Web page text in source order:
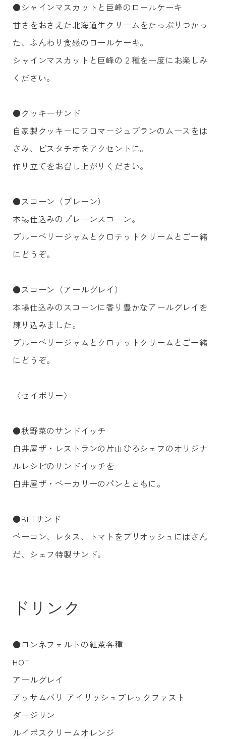
●シャインマスカットと巨峰のロールケーキ
甘さをおさえた北海道生クリームをたっぷりつかっ
た、ふんわり食感のロールケーキ。
シャインマスカットと巨峰の２種を一度にお楽しみ
ください。
●クッキーサンド
自家製クッキーにフロマージュブランのムースをは
さみ、ピスタチオをアクセントに。
作り立てをお召し上がりください。
●スコーン（プレーン）
本場仕込みのプレーンスコーン。
ブルーベリージャムとクロテットクリームとご一緒
にどうぞ。
●スコーン（アールグレイ）
本場仕込みのスコーンに香り豊かなアールグレイを
練り込みました。
ブルーベリージャムとクロテットクリームとご一緒
にどうぞ。
〈セイボリー〉
●秋野菜のサンドイッチ
白井屋ザ・レストランの片山ひろシェフのオリジナ
ルレシピのサンドイッチを
白井屋ザ・ベーカリーのパンとともに。
●BLTサンド
ベーコン、レタス、トマトをブリオッシュにはさん
だ、シェフ特製サンド。
ドリンク
●ロンネフェルトの紅茶各種
HOT
アールグレイ
アッサムバリ アイリッシュブレックファスト
ダージリン
ルイボスクリームオレンジ